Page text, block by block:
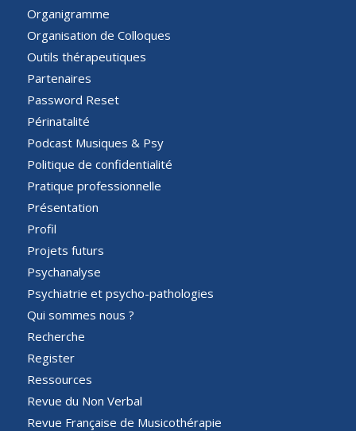
Organigramme
Organisation de Colloques
Outils thérapeutiques
Partenaires
Password Reset
Périnatalité
Podcast Musiques & Psy
Politique de confidentialité
Pratique professionnelle
Présentation
Profil
Projets futurs
Psychanalyse
Psychiatrie et psycho-pathologies
Qui sommes nous ?
Recherche
Register
Ressources
Revue du Non Verbal
Revue Française de Musicothérapie